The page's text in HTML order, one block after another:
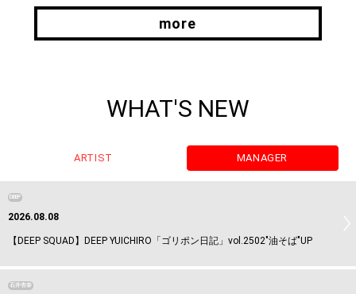
more
WHAT'S NEW
ARTIST MANAGER
DEEP
2026.08.08
【DEEP SQUAD】DEEP YUICHIRO「ゴリポン日記」vol.2502"油そば"UP
石井杏奈